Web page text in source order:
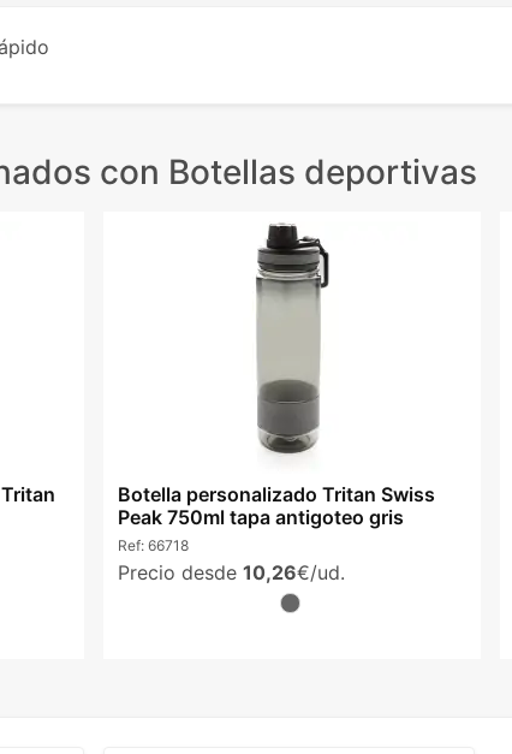
con Botellas deportivas
Botella personalizado Tritan Swiss
Peak 750ml tapa antigoteo gris
Ref: 66718
Precio desde 10,26€/ud.